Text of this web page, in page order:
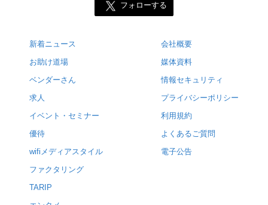
フォローする
新着ニュース
お助け道場
ベンダーさん
求人
イベント・セミナー
優待
wifiメディアスタイル
ファクタリング
TARIP
会社概要
媒体資料
情報セキュリティ
プライバシーポリシー
利用規約
よくあるご質問
電子公告